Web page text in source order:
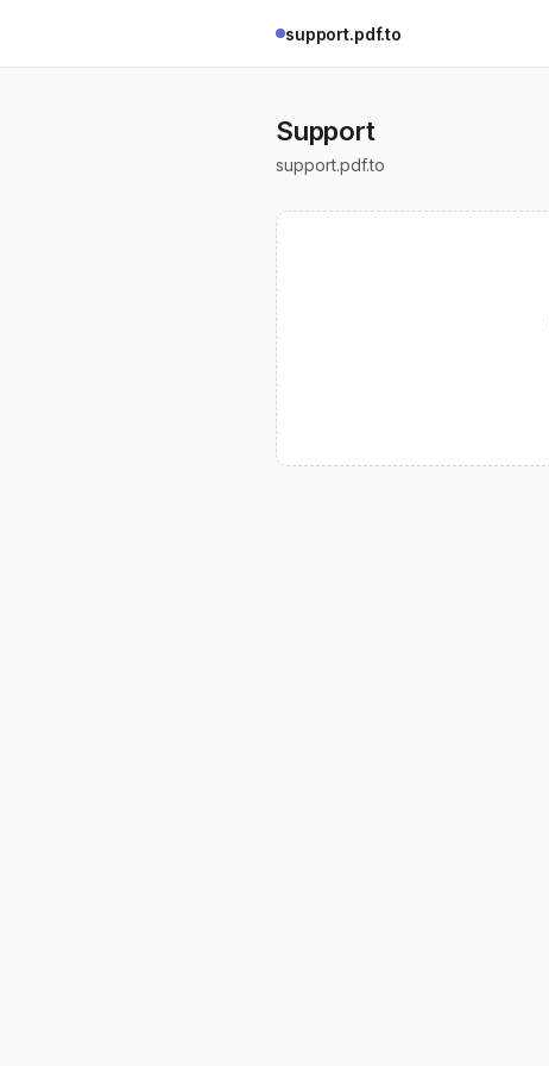
support.pdf.to
Support
support.pdf.to